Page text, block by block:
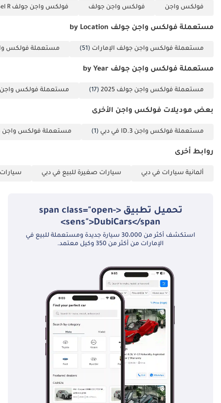
٤ أسطوانات - ٣١٥
سرعات DSG (دفع
المقطوعة: ١٠,٩٥٩ كم •
المواصفات:
اللون الخارجي: أزرق
القسط الشهري:
٢,٩٤٥ درهم إماراتي •
١٨/٠٥/٢٠٢٩ (كميات غير
الصيانة: حتى ١٨/٠٥/٢٠٢٩
بيانات سريعة •
٢,٩٤٥ درهم إماراتي •
________________________________________
PLATINUM (مشمولة
في القسط الشهري)
حماية ضد التشققات
والخدوش • تظليل
النوافذ بتقنية iFreeze:
فولكس واجن فولكس واجن جولف فولكس واجن جولف 2.0L Sel R (290 حصان)
مستعملة فولكس واجن جولف by Location
مستعملة فولكس واجن جولف الإمارات (51) مستعملة فولكس
مستعملة فولكس واجن جولف by Year
مستعملة فولكس واجن جولف 2025 (17) مستعملة فولكس واجن
بعض موديلات فولكس واجن الأخرى
مستعملة فولكس واجن ID.3 في دبي (1) مستعملة فولكس واجن
روابط أخرى
ألمانية سيارات في دبي سيارات صغيرة للبيع في دبي سيارات
تحميل تطبيق <span class="open-
sens">DubiCars</span>
استكشف أكثر من 30،000 سيارة جديدة ومستعملة للبيع في
الإمارات من أكثر من 350 وكيل معتمد.